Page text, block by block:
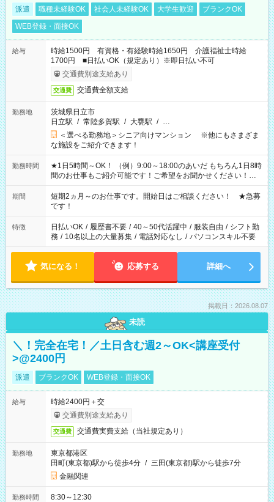
派遣 職種未経験OK 社会人未経験OK 大学生歓迎
ブランクOK
WEB登録・面接OK
給与
時給1500円 有資格・有経験時給1650円 介護福祉士時給
1700円 ■日払いOK（規定あり）※即日払い不可
交通費別途支給あり
交通費 交通費全額支給
勤務地
茨城県日立市
日立駅 / 常陸多賀駅 / 大甕駅 / …
＜選べる勤務地＞シニア向けマンション ※他にもさまざま
な施設をご紹介できます！
勤務時間
★1日5時間～OK！ （例）9:00～18:00のあいだ もちろん1日8時
間のお仕事もご紹介可能です！ご希望をお聞かせください！★
家庭の都合でお休みが必要な場合も遠慮なくご相談ください。
※週最低15時間以上の勤務が必要です
期間
短期2ヵ月～のお仕事です。開始日はご相談ください！ ★急募
です！
特徴 日払いOK / 履歴書不要 / 40～50代活躍中 / 服装自由 / シフト勤
務 / 10名以上の大量募集 / 電話対応なし / パソコンスキル不要
気になる！ 応募する 詳細へ
掲載日：2026.08.07
未読
＼！完全在宅！／土日含む週2～OK<講座受付
>@2400円
派遣 ブランクOK WEB登録・面接OK
給与
時給2400円＋交
交通費別途支給あり
交通費 交通費実費支給（当社規定あり）
勤務地
東京都港区
田町(東京都)駅から徒歩4分 / 三田(東京都)駅から徒歩7分
金融関連
勤務時間 8:30～12:30